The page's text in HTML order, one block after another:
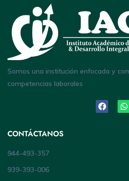
Somos una institución enfocada y
competencias laborales
CONTÁCTANOS
944-493-357
939-393-006